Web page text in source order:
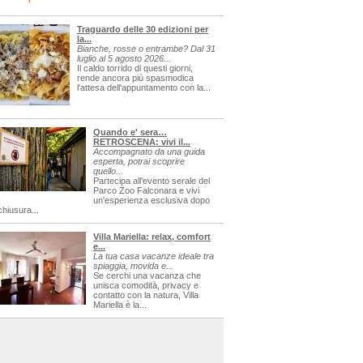
Traguardo delle 30 edizioni per
la...
Bianche, rosse o entrambe? Dal 31
luglio al 5 agosto 2026...
Il caldo torrido di questi giorni,
rende ancora più spasmodica
l'attesa dell'appuntamento con la...
Quando e' sera…
RETROSCENA: vivi il...
Accompagnato da una guida
esperta, potrai scoprire
quello...
Partecipa all'evento serale del
Parco Zoo Falconara e vivi
un'esperienza esclusiva dopo
Villa Mariella: relax, comfort
e...
La tua casa vacanze ideale tra
spiaggia, movida e...
Se cerchi una vacanza che
unisca comodità, privacy e
contatto con la natura, Villa
Mariella è la...